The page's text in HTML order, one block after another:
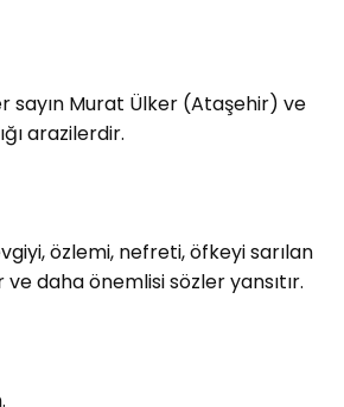
sayın Murat Ülker (Ataşehir) ve
arazilerdir.
özlemi, nefreti, öfkeyi sarılan
daha önemlisi sözler yansıtır.